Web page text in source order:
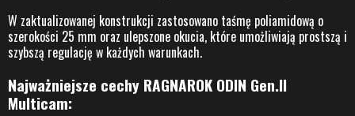
W zaktualizowanej konstrukcji zastosowano taśmę poliamidową o
szerokości 25 mm oraz ulepszone okucia, które umożliwiają prostszą i
szybszą regulację w każdych warunkach.
Najważniejsze cechy RAGNAROK ODIN Gen.II
Multicam: